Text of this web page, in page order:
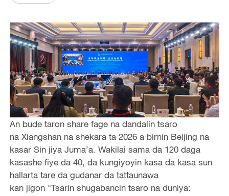
An bude taron share fage na dandalin tsaro
na Xiangshan na shekara ta 2026 a birnin Beijing na
kasar Sin jiya Juma’a. Wakilai sama da 120 daga
kasashe fiye da 40, da kungiyoyin kasa da kasa sun
hallarta tare da gudanar da tattaunawa
kan jigon "Tsarin shugabancin tsaro na duniya: